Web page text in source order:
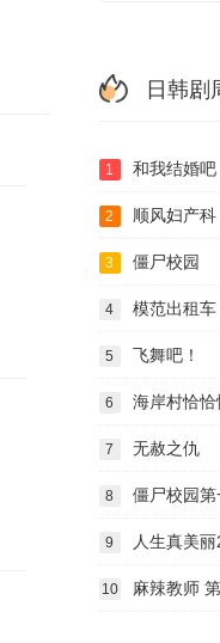
日韩剧
1 和我结婚吧
2 顺风妇产科
3 僵尸校园
4 模范出租车
5 飞舞吧！
6 海岸村恰恰
7 无赦之仇
8 僵尸校园第
9 人生真美丽
10 麻辣教师